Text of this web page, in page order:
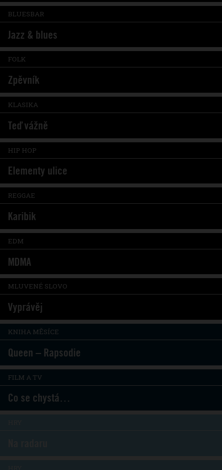
BLUESBAR
Jazz & blues
FOLK
Zpěvník
KLASIKA
Teď vážně
HIP HOP
Elementy ulice
REGGAE
Karibik
EDM
MDMA
MLUVENÉ SLOVO
Vyprávěj
KNIHA MĚSÍCE
Queen – Rapsodie
FILM A TV
Co se chystá…